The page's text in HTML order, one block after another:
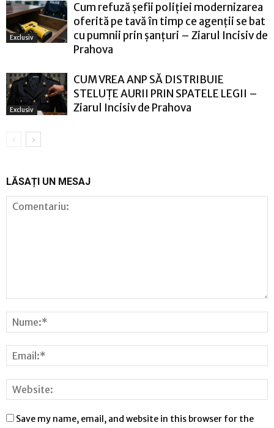
Exclusiv
Cum refuză șefii poliției modernizarea
oferită pe tavă în timp ce agenții se bat
cu pumnii prin șanțuri – Ziarul Incisiv de
Prahova
Exclusiv
CUM VREA ANP SĂ DISTRIBUIE
STELUȚE AURII PRIN SPATELE LEGII –
Ziarul Incisiv de Prahova
LĂSAȚI UN MESAJ
Save my name, email, and website in this browser for the